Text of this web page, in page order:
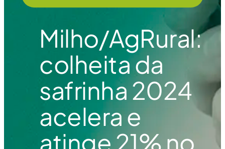
Milho/AgRural:
colheita da
safrinha 2024
acelera e
atinge 21% no